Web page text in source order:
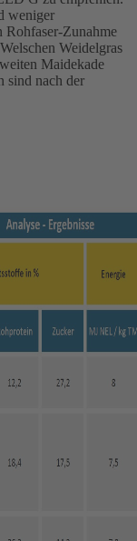
weniger
Rohfaser-Zunahme
Weidelgras
Maidekade
sind nach der